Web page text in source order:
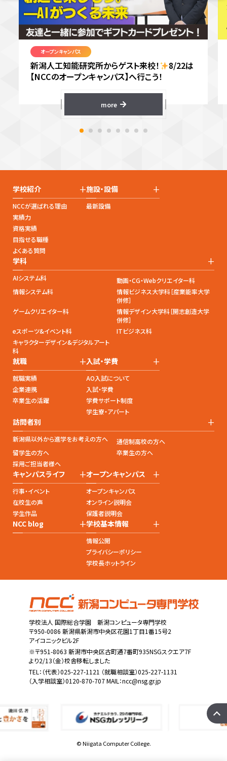
オープンキャンパス
新潟人工知能研究所からゲスト来校！
8/22は
【NCCのオープンキャンパス】へ行こう！
more
学校紹介 +
NCCが選ばれる理由
実績力
資格実績
目指せる職種
よくある質問
施設・設備 +
最新設備
学科 +
AIシステム科
動画・CG・Webクリエイター科
情報システム科
情報ビジネス大学科［産業能率大学
併修］
ゲームクリエイター科
情報デザイン大学科［開志創造大学
併修］
eスポーツ&イベント科
ITビジネス科
キャラクターデザイン&デジタルアート
科
就職 +
就職実績
企業連携
卒業生の活躍
入試・学費 +
AO入試について
入試・学費
学費サポート制度
学生寮・アパート
訪問者別 +
新潟県以外から進学をお考えの方へ
通信制高校の方へ
留学生の方へ
卒業生の方へ
採用ご担当者様へ
キャンパスライフ +
行事・イベント
在校生の声
学生作品
オープンキャンパス +
オープンキャンパス
オンライン説明会
保護者説明会
NCC blog +学校基本情報 +
情報公開
プライバシーポリシー
学校長ホットライン
学校法人 国際総合学園 新潟コンピュータ専門学校
〒950-0086 新潟県新潟市中央区花園1丁目1番15号2
アイコニックビル2F
※〒951-8063 新潟市中央区古町通7番町935NSGスクエア7F
より2/13（金）校舎移転しました
TEL： （代表）025-227-1121 （就職相談室）025-227-1131
（入学相談室）0120-870-707 MAIL：ncc@nsg.gr.jp
© Niigata Computer College.